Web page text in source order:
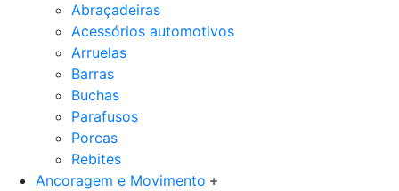
Abraçadeiras
Acessórios automotivos
Arruelas
Barras
Buchas
Parafusos
Porcas
Rebites
Ancoragem e Movimento